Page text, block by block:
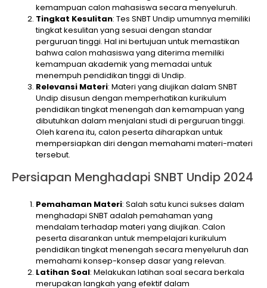
kemampuan calon mahasiswa secara menyeluruh.
Tingkat Kesulitan: Tes SNBT Undip umumnya memiliki
tingkat kesulitan yang sesuai dengan standar
perguruan tinggi. Hal ini bertujuan untuk memastikan
bahwa calon mahasiswa yang diterima memiliki
kemampuan akademik yang memadai untuk
menempuh pendidikan tinggi di Undip.
Relevansi Materi: Materi yang diujikan dalam SNBT
Undip disusun dengan memperhatikan kurikulum
pendidikan tingkat menengah dan kemampuan yang
dibutuhkan dalam menjalani studi di perguruan tinggi.
Oleh karena itu, calon peserta diharapkan untuk
mempersiapkan diri dengan memahami materi-materi
tersebut.
Persiapan Menghadapi SNBT Undip 2024
Pemahaman Materi: Salah satu kunci sukses dalam
menghadapi SNBT adalah pemahaman yang
mendalam terhadap materi yang diujikan. Calon
peserta disarankan untuk mempelajari kurikulum
pendidikan tingkat menengah secara menyeluruh dan
memahami konsep-konsep dasar yang relevan.
Latihan Soal: Melakukan latihan soal secara berkala
merupakan langkah yang efektif dalam